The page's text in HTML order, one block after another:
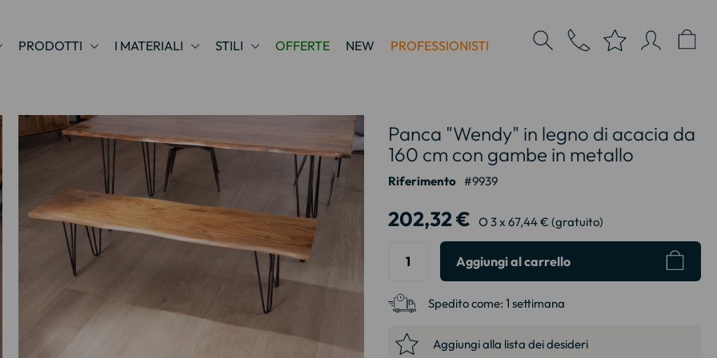
PRODOTTI I MATERIALI STILI OFFERTE NEW PROFESSIONISTI
Panca "Wendy" in legno di acacia da
160 cm con gambe in metallo
Riferimento 9939
202,32 € O 3 x 67,44 € (gratuito)
Aggiungi al carrello
Spedito come: 1 settimana
Aggiungi alla lista dei desideri